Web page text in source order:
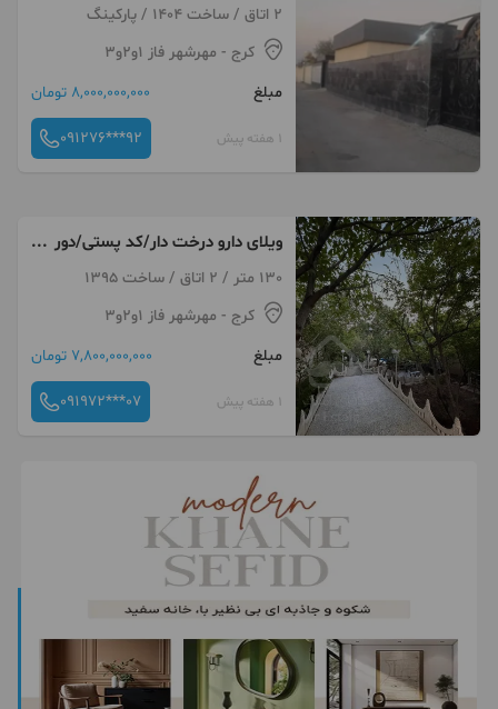
فروشی۵۰۰زمین۱۴۰متربناسندتک
برگ سهیلیه کردان
2 اتاق / ساخت 1404 / پارکینگ
کرج - مهرشهر فاز ۱و۲و۳
مبلغ
8,000,000,000 تومان
1 هفته پیش 091276***92
ویلای دارو درخت دار/کد پستی/دور
میدان اول زعفرانیه
130 متر / 2 اتاق / ساخت 1395
کرج - مهرشهر فاز ۱و۲و۳
مبلغ
7,800,000,000 تومان
1 هفته پیش 091972***07